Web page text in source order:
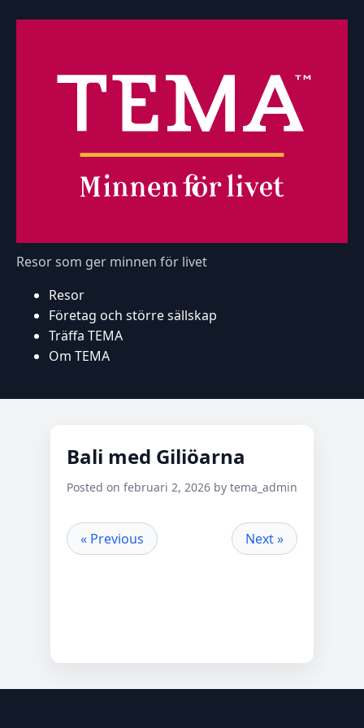
Resor som ger minnen för livet
Resor
Företag och större sällskap
Träffa TEMA
Om TEMA
Bali med Giliöarna
Posted on februari 2, 2026 by tema_admin
« Previous Next »